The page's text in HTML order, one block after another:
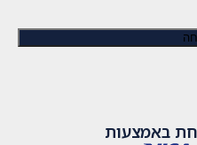
באמצעות